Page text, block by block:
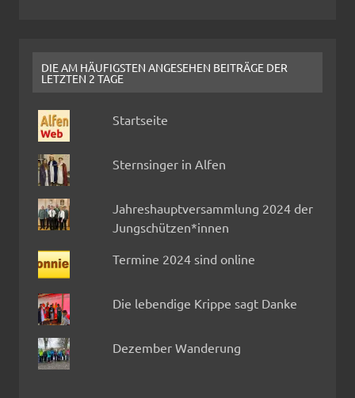
DIE AM HÄUFIGSTEN ANGESEHEN BEITRÄGE DER
LETZTEN 2 TAGE
Startseite
Sternsinger in Alfen
Jahreshauptversammlung 2024 der
Jungschützen*innen
Termine 2024 sind online
Die lebendige Krippe sagt Danke
Dezember Wanderung